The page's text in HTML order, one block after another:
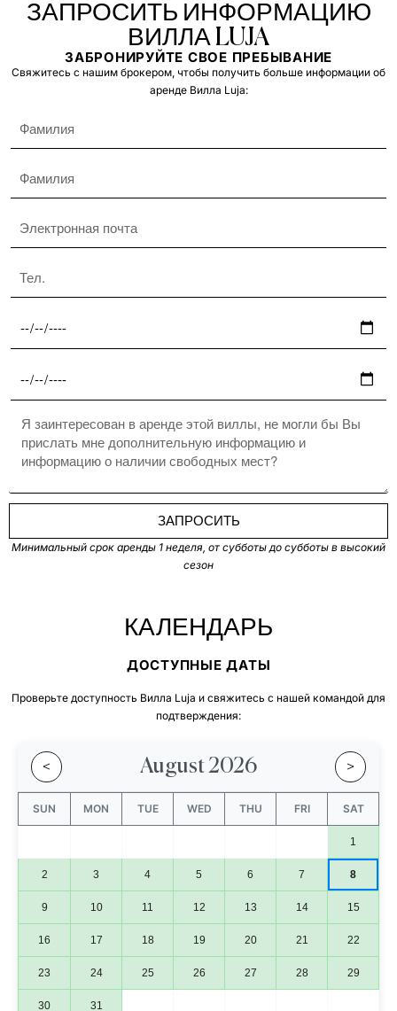
ЗАПРОСИТЬ ИНФОРМАЦИЮ
ВИЛЛА LUJA
ЗАБРОНИРУЙТЕ СВОЕ ПРЕБЫВАНИЕ
Свяжитесь с нашим брокером, чтобы получить больше информации об
аренде Вилла Luja:
ЗАПРОСИТЬ
Минимальный срок аренды 1 неделя, от субботы до субботы в высокий
сезон
КАЛЕНДАРЬ
ДОСТУПНЫЕ ДАТЫ
Проверьте доступность Вилла Luja и свяжитесь с нашей командой для
подтверждения:
< August 2026 >
SUN MON TUE WED THU FRI SAT
1
2 3 4 5 6 7 8
9 10 11 12 13 14 15
16 17 18 19 20 21 22
23 24 25 26 27 28 29
30 31